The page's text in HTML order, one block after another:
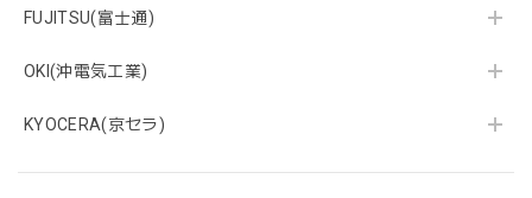
FUJITSU(富士通)
OKI(沖電気工業)
KYOCERA(京セラ)